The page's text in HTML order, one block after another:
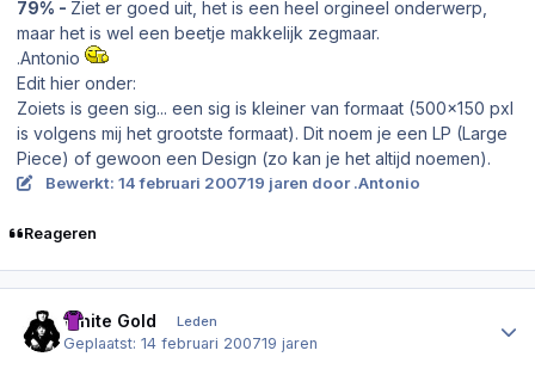
79% - Ziet er goed uit, het is een heel orgineel onderwerp,
maar het is wel een beetje makkelijk zegmaar.
.Antonio
Edit hier onder:
Zoiets is geen sig... een sig is kleiner van formaat (500x150 pxl
is volgens mij het grootste formaat). Dit noem je een LP (Large
Piece) of gewoon een Design (zo kan je het altijd noemen).
Bewerkt: 14 februari 200719 jaren door .Antonio
Reageren
White Gold Leden
Geplaatst:14 februari 200719 jaren